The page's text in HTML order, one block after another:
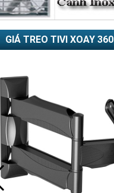
GIÁ TREO TIVI XOAY 360